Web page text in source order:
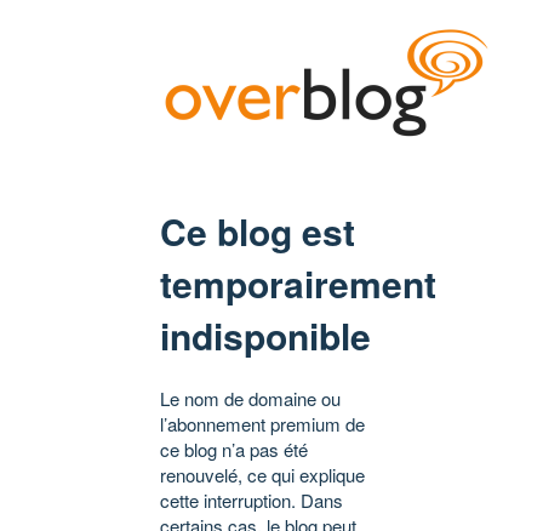
Ce blog est
temporairement
indisponible
Le nom de domaine ou
l’abonnement premium de
ce blog n’a pas été
renouvelé, ce qui explique
cette interruption. Dans
certains cas, le blog peut